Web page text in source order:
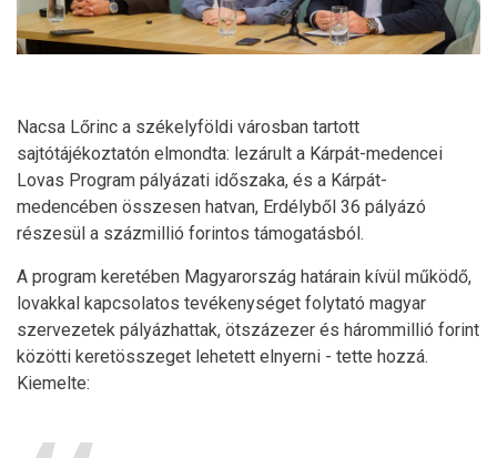
Nacsa Lőrinc a székelyföldi városban tartott
sajtótájékoztatón elmondta: lezárult a Kárpát-medencei
Lovas Program pályázati időszaka, és a Kárpát-
medencében összesen hatvan, Erdélyből 36 pályázó
részesül a százmillió forintos támogatásból.
A program keretében Magyarország határain kívül működő,
lovakkal kapcsolatos tevékenységet folytató magyar
szervezetek pályázhattak, ötszázezer és hárommillió forint
közötti keretösszeget lehetett elnyerni - tette hozzá.
Kiemelte: